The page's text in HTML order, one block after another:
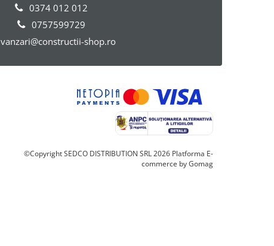
0374 012 012
0757599729
vanzari@constructii-shop.ro
©Copyright SEDCO DISTRIBUTION SRL 2026 Platforma E-
commerce by Gomag